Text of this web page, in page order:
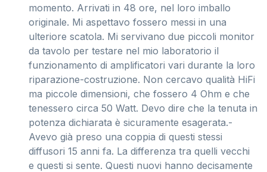
momento. Arrivati in 48 ore, nel loro imballo
originale. Mi aspettavo fossero messi in una
ulteriore scatola. Mi servivano due piccoli monitor
da tavolo per testare nel mio laboratorio il
funzionamento di amplificatori vari durante la loro
riparazione-costruzione. Non cercavo qualità HiFi
ma piccole dimensioni, che fossero 4 Ohm e che
tenessero circa 50 Watt. Devo dire che la tenuta in
potenza dichiarata è sicuramente esagerata.-
Avevo già preso una coppia di questi stessi
diffusori 15 anni fa. La differenza tra quelli vecchi
e questi si sente. Questi nuovi hanno decisamente